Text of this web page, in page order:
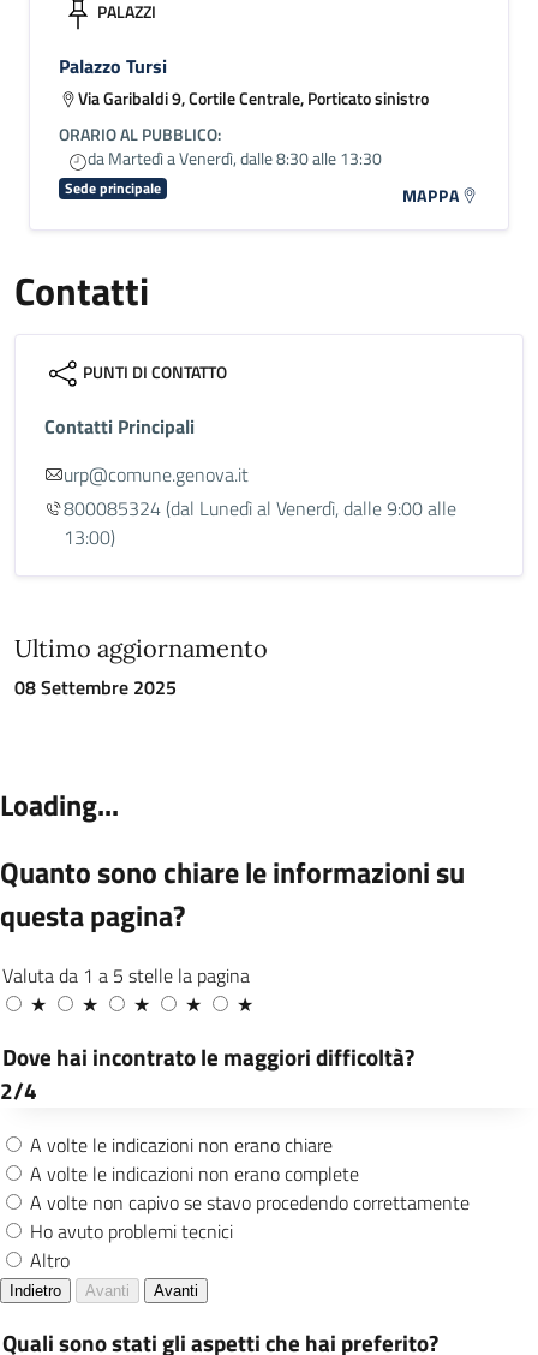
PALAZZI
Palazzo Tursi
Via Garibaldi 9, Cortile Centrale, Porticato sinistro
ORARIO AL PUBBLICO:
da Martedì a Venerdì, dalle 8:30 alle 13:30
Sede principale MAPPA
Contatti
PUNTI DI CONTATTO
Contatti Principali
urp@comune.genova.it
800085324 (dal Lunedì al Venerdì, dalle 9:00 alle
13:00)
Ultimo aggiornamento
08 Settembre 2025